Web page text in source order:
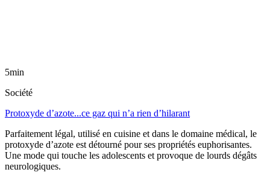
5min
Société
Protoxyde d’azote...ce gaz qui n’a rien d’hilarant
Parfaitement légal, utilisé en cuisine et dans le domaine médical, le
protoxyde d’azote est détourné pour ses propriétés euphorisantes.
Une mode qui touche les adolescents et provoque de lourds dégâts
neurologiques.